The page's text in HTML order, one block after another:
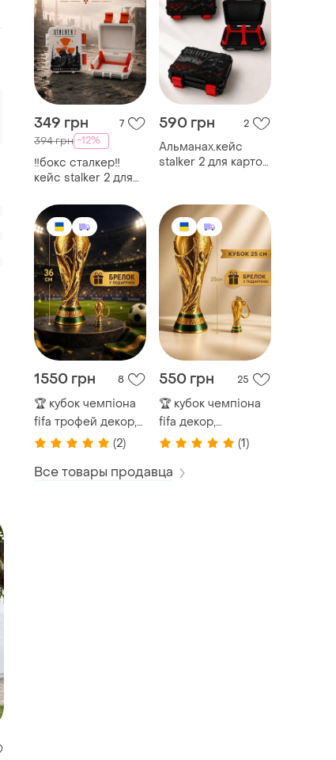
349 грн 7
394 грн -12%
‼️бокс сталкер‼️
кейс stalker 2 для
special edition
лімітований бокс
для колекції
сталкер коробка
590 грн 2
Альманах.кейс
stalker 2 для карток
сталкер
органайзер
1550 грн 8
🏆 кубок чемпіона
fifa трофей декор,
футбольний
подарунок
колекційна модель
(2)
550 грн 25
🏆 кубок чемпіона
fifa декор,
подарунок,
колекційна модель
(1)
Все товары продавца